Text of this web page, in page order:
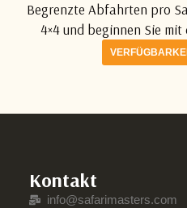
Begrenzte Abfahrten pro
4×4 und beginnen Sie
Kontakt
info@safarimasters.com